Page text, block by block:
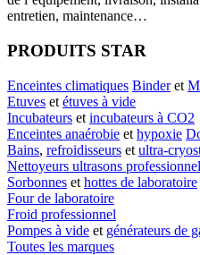
entretien, maintenance…
PRODUITS STAR
Enceintes climatiques Binderet
Etuves et étuves à vide
Incubateurs et incubateurs à CO2
Enceintes anaérobie et hypoxie
Bains, refroidisseurs et ultra-
Nettoyeurs ultrasons
Sorbonnes et hottes de laboratoire
Four de laboratoire
Froid professionnel
Pompes à vide et générateurs de
Toutes les marques